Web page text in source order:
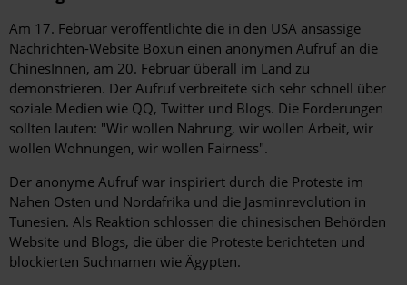
Hintergrund
Am 17. Februar veröffentlichte die in den USA ansässige
Nachrichten-Website Boxun einen anonymen Aufruf an die
ChinesInnen, am 20. Februar überall im Land zu
demonstrieren. Der Aufruf verbreitete sich sehr schnell über
soziale Medien wie QQ, Twitter und Blogs. Die Forderungen
sollten lauten: "Wir wollen Nahrung, wir wollen Arbeit, wir
wollen Wohnungen, wir wollen Fairness".
Der anonyme Aufruf war inspiriert durch die Proteste im
Nahen Osten und Nordafrika und die Jasminrevolution in
Tunesien. Als Reaktion schlossen die chinesischen Behörden
Website und Blogs, die über die Proteste berichteten und
blockierten Suchnamen wie Ägypten.